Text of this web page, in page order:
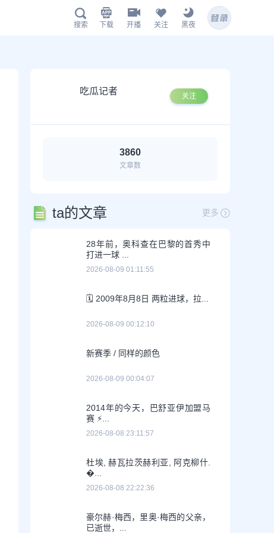
搜索 下载 开播 关注 黑夜
吃瓜记者 关注
3860
文章数
ta的文章 更多
28年前，奥科查在巴黎的首秀中
打进一球 ...
2026-08-09 01:11:55
🗓️ 2009年8月8日 两粒进球，拉...
2026-08-09 00:12:10
新赛季 / 同样的颜色
2026-08-09 00:04:07
2014年的今天，巴舒亚伊加盟马
赛 ⚡️...
2026-08-08 23:11:57
杜埃, 赫瓦拉茨赫利亚, 阿克柳什.
�...
2026-08-08 22:22:36
豪尔赫·梅西，里奥·梅西的父亲，
已逝世，...